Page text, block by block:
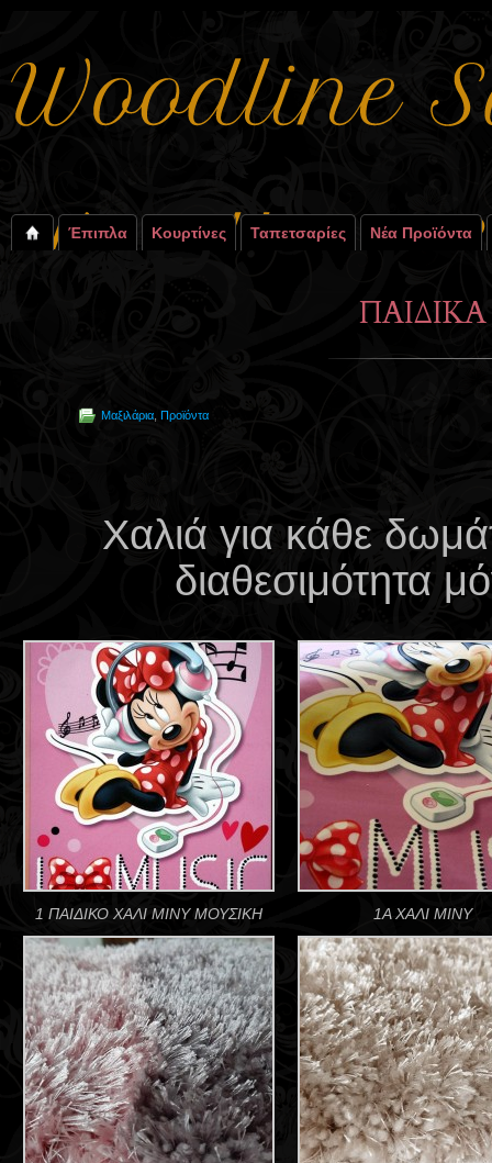
Έπιπλα Κουρτίνες Ταπετσαρίες Νέα Προϊόντα
Μαξιλάρια Προϊόντα
Χαλιά για κάθε
διαθεσιμότητα
1 ΠΑΙΔΙΚΟ ΧΑΛΙ ΜΙΝΥ ΜΟΥΣΙΚΗ 1Α ΧΑΛΙ ΜΙΝΥ